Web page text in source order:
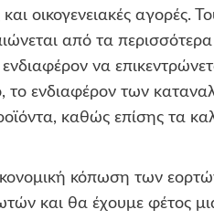
οικογενειακές αγορές.
από τα
να
το ενδιαφέρον των
καθώς επίσης τα
κόπωση των
και θα έχουμε φέτος